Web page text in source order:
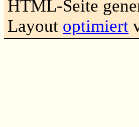
HTML-Seite
Layout optimiert